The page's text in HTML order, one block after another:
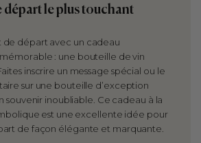
départ le plus touchant
de départ avec un cadeau
: une bouteille de vin
inscrire un message spécial ou le
sur une bouteille d’exception
souvenir inoubliable. Ce cadeau à la
est une excellente idée pour
de façon élégante et marquante.